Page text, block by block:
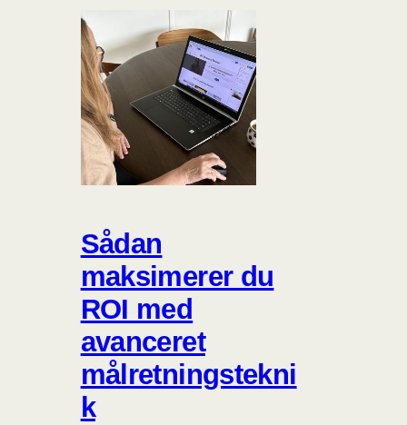
Sådan
maksimerer du
ROI med
avanceret
målretningstekni
k